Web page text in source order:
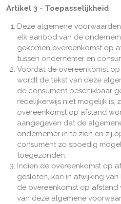
Artikel 3 - Toepasselijkheid
Deze algemene
elk aanbod van de
gekomen overeenkomst op
tussen ondernemer en
Voordat de overeenkomst
wordt de tekst van deze
de consument beschikbaar
redelijkerwijs niet mogelijk is,
overeenkomst op afstand
aangegeven dat de
ondernemer in te zien en zij
consument zo spoedig
toegezonden.
Indien de overeenkomst op
gesloten, kan in afwijking
de overeenkomst op
van deze algemene